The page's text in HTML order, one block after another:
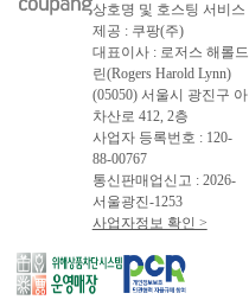
상호명 및 호스팅 서비스
제공 : 쿠팡(주)
대표이사 : 로저스 해롤드
린(Rogers Harold Lynn)
(05050) 서울시 광진구 아
차산로 412, 2층
사업자 등록번호 : 120-
88-00767
통신판매업신고 : 2026-
서울광진-1253
사업자정보 확인 >